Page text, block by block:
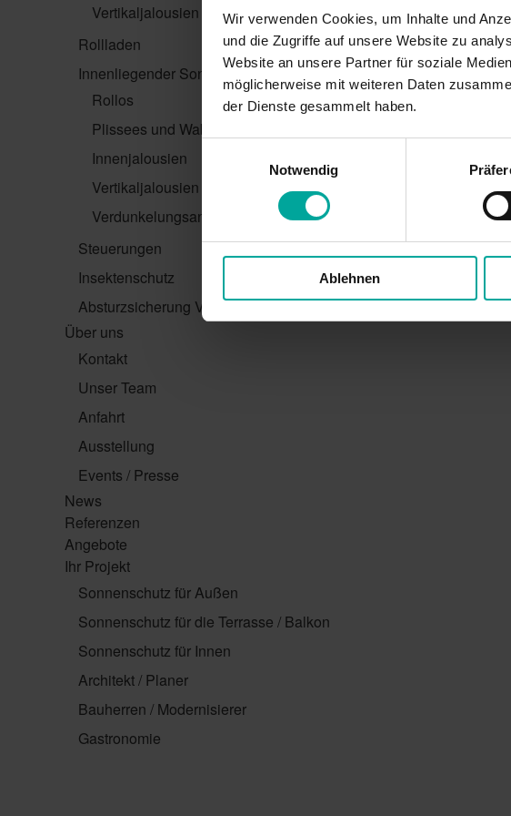
Wir verwenden Cookies, um Inhalte und
und die Zugriffe auf unsere Website zu
Website an unsere Partner für soziale
möglicherweise mit weiteren Daten
der Dienste gesammelt haben.
Notwendig
Ablehnen
Vertikaljalousien
Rollladen
Innenliegender Sonnenschutz
Rollos
Plissees und Wabenplissees
Innenjalousien
Vertikaljalousien
Verdunkelungsanlagen
Steuerungen
Insektenschutz
Absturzsicherung VisioNeo
Über uns
Kontakt
Unser Team
Anfahrt
Ausstellung
Events / Presse
News
Referenzen
Angebote
Ihr Projekt
Sonnenschutz für Außen
Sonnenschutz für die Terrasse / Balkon
Sonnenschutz für Innen
Architekt / Planer
Bauherren / Modernisierer
Gastronomie